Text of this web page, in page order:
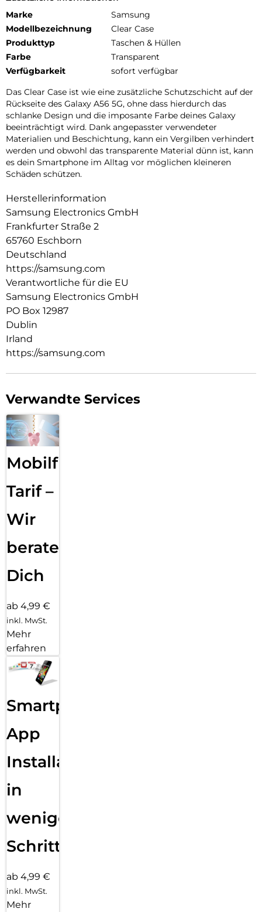
Marke
Samsung
Modellbezeichnung
Clear Case
Produkttyp
Taschen & Hüllen
Farbe
Transparent
Verfügbarkeit
sofort verfügbar
Das Clear Case ist wie eine zusätzliche Schutzschicht auf der
Rückseite des Galaxy A56 5G, ohne dass hierdurch das
schlanke Design und die imposante Farbe deines Galaxy
beeinträchtigt wird. Dank angepasster verwendeter
Materialien und Beschichtung, kann ein Vergilben verhindert
werden und obwohl das transparente Material dünn ist, kann
es dein Smartphone im Alltag vor möglichen kleineren
Schäden schützen.
Herstellerinformation
Samsung Electronics GmbH
Frankfurter Straße 2
65760 Eschborn
Deutschland
https://samsung.com
Verantwortliche für die EU
Samsung Electronics GmbH
PO Box 12987
Dublin
Irland
https://samsung.com
Verwandte Services
Mobilfunk
Tarif –
Wir
beraten
Dich
ab 4,99 €
inkl. MwSt.
Mehr
erfahren
Smartphone
App
Installation
in
wenigen
Schritten
ab 4,99 €
inkl. MwSt.
Mehr